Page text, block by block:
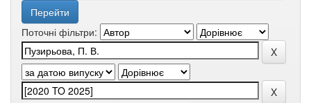
Поточні фільтри: